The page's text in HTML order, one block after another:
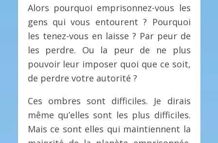
Alors pourquoi emprisonnez-vous les
gens qui vous entourent ? Pourquoi
les tenez-vous en laisse ? Par peur de
les perdre. Ou la peur de ne plus
pouvoir leur imposer quoi que ce soit,
de perdre votre autorité ?
Ces ombres sont difficiles. Je dirais
même qu’elles sont les plus difficiles.
Mais ce sont elles qui maintiennent la